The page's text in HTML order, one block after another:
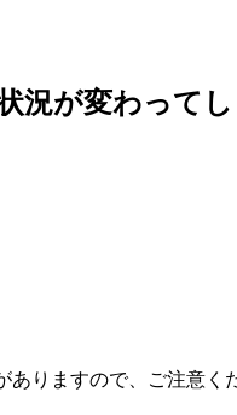
況が変わって
りますので、ご注意く